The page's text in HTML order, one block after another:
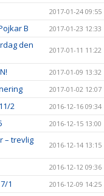
2017-01-24 09:55
B 2017-01-23 12:33
den
2017-01-11 11:22
2017-01-09 13:32
2017-01-02 12:07
2 2016-12-16 09:34
2016-12-15 13:00
– trevlig
2016-12-14 13:15
2016-12-12 09:36
1 2016-12-09 14:25